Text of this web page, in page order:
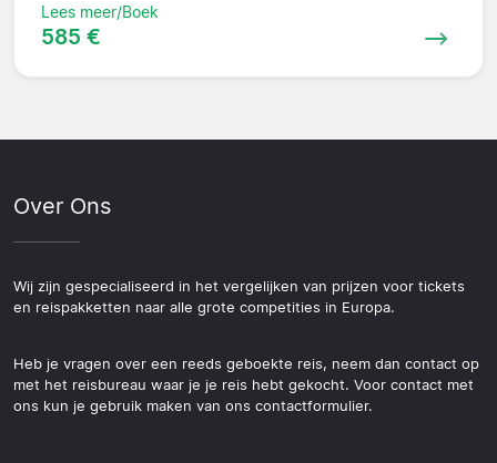
Lees meer/Boek
585 €
Over Ons
Wij zijn gespecialiseerd in het vergelijken van prijzen voor tickets
en reispakketten naar alle grote competities in Europa.
Heb je vragen over een reeds geboekte reis, neem dan contact op
met het reisbureau waar je je reis hebt gekocht. Voor contact met
ons kun je gebruik maken van ons contactformulier.